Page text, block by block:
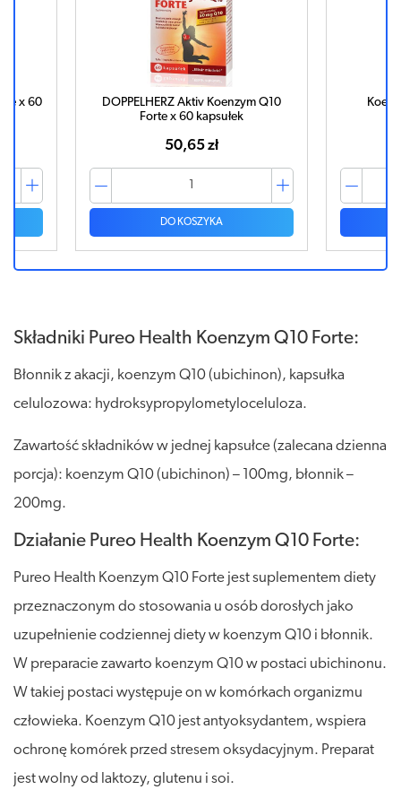
x 60
DOPPELHERZ Aktiv Koenzym Q10
Forte x 60 kapsułek
50,65 zł
DO KOSZYKA
Składniki Pureo Health Koenzym Q10 Forte:
Błonnik z akacji, koenzym Q10 (ubichinon), kapsułka
celulozowa: hydroksypropylometyloceluloza.
Zawartość składników w jednej kapsułce (zalecana dzienna
porcja): koenzym Q10 (ubichinon) – 100mg, błonnik –
200mg.
Działanie Pureo Health Koenzym Q10 Forte:
Pureo Health Koenzym Q10 Forte jest suplementem diety
przeznaczonym do stosowania u osób dorosłych jako
uzupełnienie codziennej diety w koenzym Q10 i błonnik.
W preparacie zawarto koenzym Q10 w postaci ubichinonu.
W takiej postaci występuje on w komórkach organizmu
człowieka. Koenzym Q10 jest antyoksydantem, wspiera
ochronę komórek przed stresem oksydacyjnym. Preparat
jest wolny od laktozy, glutenu i soi.